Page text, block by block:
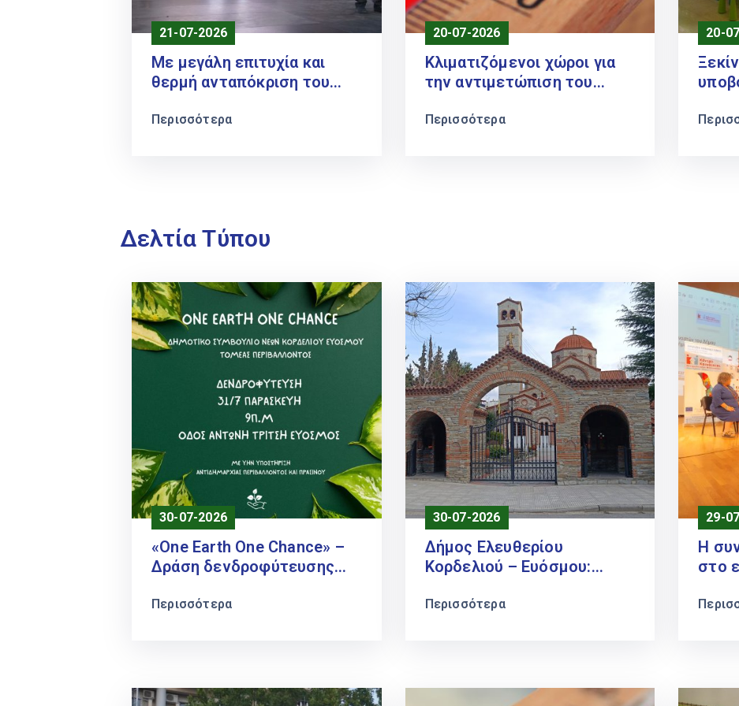
21-07-2026
Με μεγάλη επιτυχία και
θερμή ανταπόκριση του
Διεθνές Φεστιβάλ
Περισσότερα
20-07-2026
Κλιματιζόμενοι χώροι για
την αντιμετώπιση του
Περισσότερα
20-
Δελτία Τύπου
30-07-2026
«One Earth One Chance» –
Δράση δενδροφύτευσης
Περισσότερα
30-07-2026
Δήμος Ελευθερίου
Κορδελιού – Ευόσμου:
ιστορικής αδικίας η
Περισσότερα
29-
Η
στο